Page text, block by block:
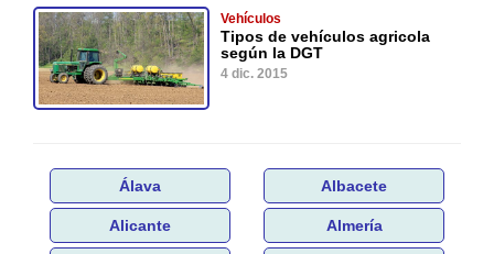
Vehículos
Tipos de vehículos agricola
según la DGT
4 dic. 2015
Álava Albacete
Alicante Almería